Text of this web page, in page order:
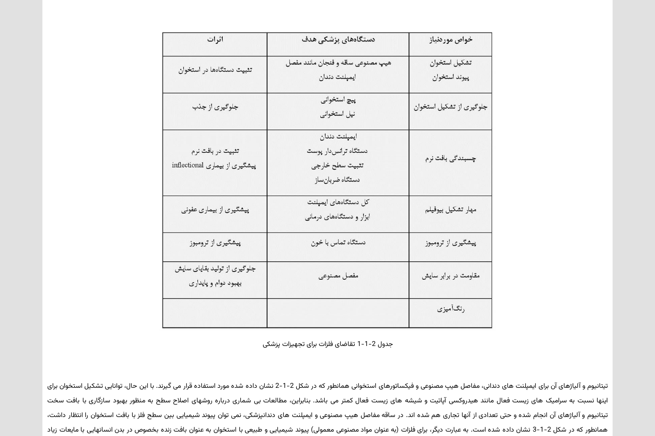
جدول 2-1-1 تقاضای فلزات برای تجهیزات پزشکی
تیتانیوم و آلیاژهای آن برای ایمپلنت­ های دندانی، مفاصل هیپ مصنوعی و فیکساتورهای استخوانی همان­طور که در شکل 2-1-2 نشان داده شده مورد استفاده قرار می­ گیرند. با این حال، توانایی تشکیل استخوان برای
این­ها نسبت به سرامیک­ های زیست فعال مانند هیدروکسی ­آپاتیت و شیشه ­های زیست فعال کمتر می ­باشد. بنابراین، مطالعات بی شماری درباره روش­های اصلاح سطح به منظور بهبود سازگاری با بافت سخت
تیتانیوم و آلیاژهای آن انجام شده و حتی تعدادی از آن­ها تجاری هم شده­ اند. در ساقه مفاصل هیپ مصنوعی و ایمپلنت­ های دندانپزشکی، نمی­ توان پیوند شیمیایی بین سطح فلز با بافت استخوان را انتظار داشت،
همان­طور که در شکل 2-1-3 نشان داده شده است. به عبارت دیگر، برای فلزات (به عنوان مواد مصنوعی معمولی) پیوند شیمیایی و طبیعی با استخوان به عنوان بافت زنده بخصوص در بدن انسان­هایی با مایعات زیاد